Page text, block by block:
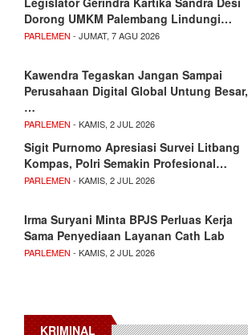
Dorong UMKM Palembang Lindungi…
PARLEMEN - JUMAT, 7 AGU 2026
Kawendra Tegaskan Jangan Sampai
Perusahaan Digital Global Untung Besar,
…
PARLEMEN - KAMIS, 2 JUL 2026
Sigit Purnomo Apresiasi Survei Litbang
Kompas, Polri Semakin Profesional…
PARLEMEN - KAMIS, 2 JUL 2026
Irma Suryani Minta BPJS Perluas Kerja
Sama Penyediaan Layanan Cath Lab
PARLEMEN - KAMIS, 2 JUL 2026
KRIMINAL